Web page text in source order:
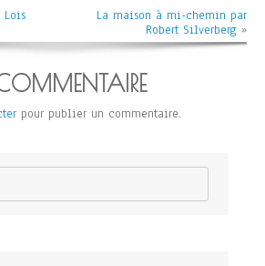
Lois
La maison à mi-chemin par
Robert Silverberg »
pour publier un commentaire.